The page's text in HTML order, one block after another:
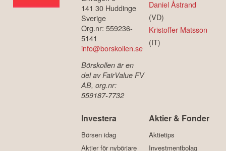
141 30 Huddinge
Sverige
Org.nr: 559236-
5141
info@borskollen.se
Börskollen är en
del av FairValue FV
AB, org.nr:
559187-7732
Daniel Åstrand
(VD)
Kristoffer Matsson
(IT)
Investera
Börsen idag
Aktier för nybörjare
Aktier & Fonder
Aktietips
Investmentbolag